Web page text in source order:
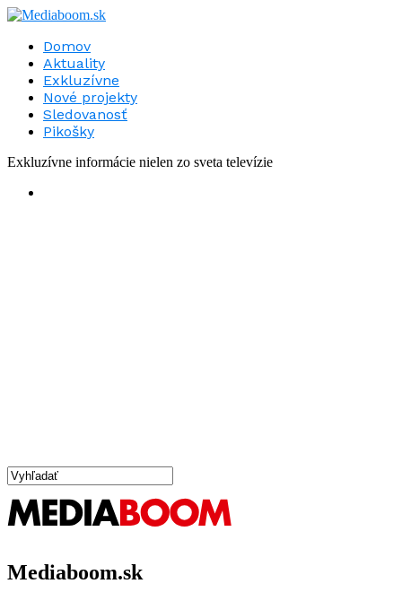
Domov
Aktuality
Exkluzívne
Nové projekty
Sledovanosť
Pikošky
Exkluzívne informácie nielen zo sveta televízie
Mediaboom.sk